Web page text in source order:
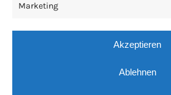
Marketing
Akzeptieren
Ablehnen